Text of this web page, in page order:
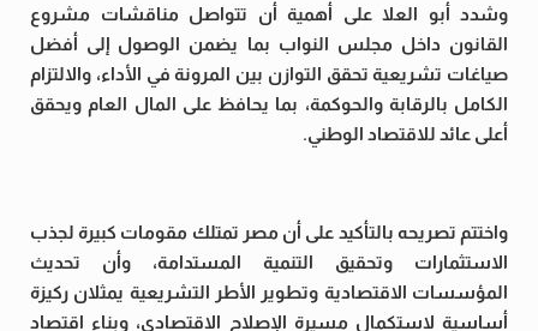
وشدد أبو العلا على أهمية أن تتواصل مناقشات مشروع
القانون داخل مجلس النواب بما يضمن الوصول إلى أفضل
صياغات تشريعية تحقق التوازن بين المرونة في الأداء، والالتزام
الكامل بالرقابة والحوكمة، بما يحافظ على المال العام ويحقق
أعلى عائد للاقتصاد الوطني.
واختتم تصريحه بالتأكيد على أن مصر تمتلك مقومات كبيرة لجذب
الاستثمارات وتحقيق التنمية المستدامة، وأن تحديث
المؤسسات الاقتصادية وتطوير الأطر التشريعية يمثلان ركيزة
أساسية لاستكمال مسيرة الإصلاح الاقتصادي، وبناء اقتصاد